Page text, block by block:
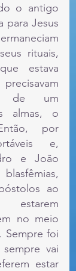
o antigo
para Jesus
rituais,
estava
de um
almas, o
por
e,
e João
ao
no meio
Sempre foi
vai
estar